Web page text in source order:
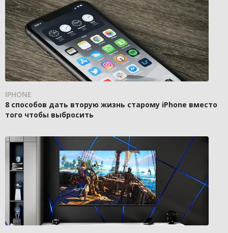
IPHONE
8 способов дать вторую жизнь старому iPhone вместо
того чтобы выбросить